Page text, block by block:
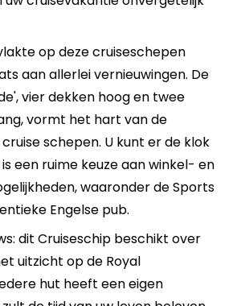
op deze cruiseschepen
aan allerlei vernieuwingen. De
vier dekken hoog en twee
vormt het hart van de
schepen. U kunt er de klok
een ruime keuze aan winkel- en
waaronder de Sports
Engelse pub.
dit Cruiseschip beschikt over
uitzicht op de Royal
hut heeft een eigen